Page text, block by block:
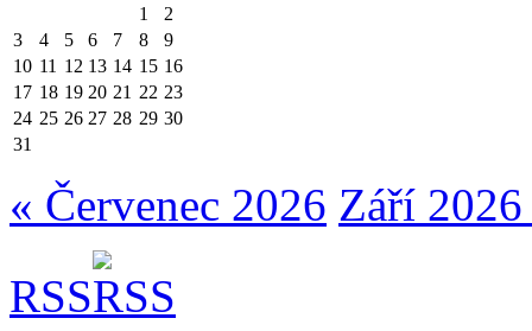
1
2
3
4 5 6 7 8
9
10 11 12 13 14 15 16
17 18 19 20 21 22 23
24 25 26 27 28 29 30
31
« Červenec 2026 Září
RSS